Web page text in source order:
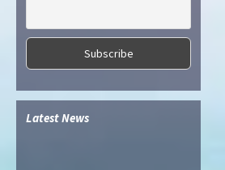
Latest News